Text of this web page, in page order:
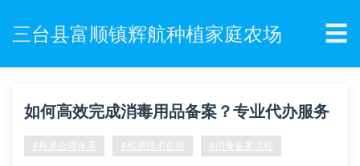
三台县富顺镇辉航种植家庭农场 ☰
如何高效完成消毒用品备案？专业代办服务
全流程解析
#标准合规体系 #检测技术创新 #消毒备案流程